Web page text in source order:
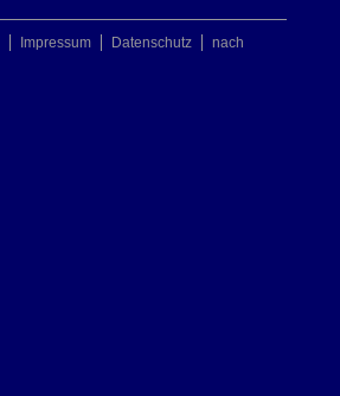
Impressum Datenschutz
nach